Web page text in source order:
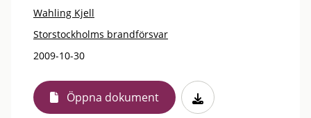
Wahling Kjell
Storstockholms brandförsvar
2009-10-30
Öppna dokument